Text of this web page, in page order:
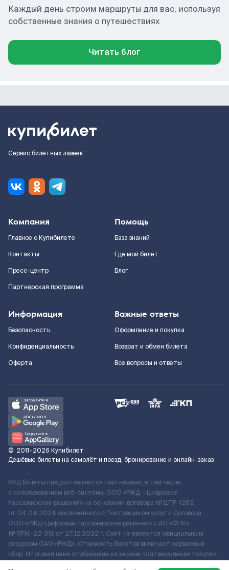
Каждый день строим маршруты для вас, используя
собственные знания о путешествиях
Читать блог
Сервис билетных лазеек
Компания
Главное о Купибилете
Контакты
Пресс-центр
Партнерская программа
Помощь
База знаний
Где мой билет
Блог
Информация
Безопасность
Конфиденциальность
Оферта
Важные ответы
Оформление и покупка
Возврат и обмен билета
Все вопросы и ответы
© 2011–2026 Купибилет
Дешёвые билеты на самолёт и поезд, бронирование и онлайн-заказ
Ж/Д билеты предоставляются партнёрами, в том числе
с использованием веб-системы ООО «РЖД – Цифровые
пассажирские решения» на основании договора № ЦПР-1282
от 04.04.2024 заключенного с Поставщиком услуг и Договора
ООО «РЖД-Цифровые пассажирские решения» c АО «ФПК»
№ ФПК-22-316 от 27.12.2022 г. Сайт не является официальным
ресурсом ОАО «РЖД». Стоимость билетов включает сервисный
сбор. Итоговая цена отображена на экране подтверждения покупки.